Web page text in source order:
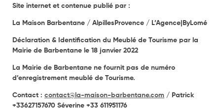
Site internet et contenue publié par :
La Maison Barbentane / AlpillesProvence / L’Agence|ByLomé
Déclaration & Identification du Meublé de Tourisme par la
Mairie de Barbentane le 18 janvier 2022
La Mairie de Barbentane ne fournit pas de numéro
d’enregistrement meublé de Tourisme.
Contact : contact@la-maison-barbentane.com / Patrick
+33627157670 Séverine +33 611951176